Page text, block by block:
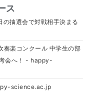
ス
の抽選会で対戦相手決まる
奏楽コンクール 中学生の部
会へ！ - happy-
science.ac.jp